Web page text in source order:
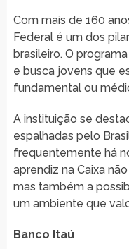
Com mais de 160
Federal é um dos
brasileiro. O
e busca jovens que
fundamental ou
A instituição se
espalhadas pelo
frequentemente há
aprendiz na Caixa
mas também a
um ambiente que
Banco Itaú